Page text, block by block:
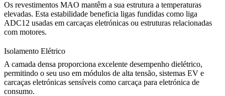
Os revestimentos MAO mantêm a sua estrutura a temperaturas
elevadas. Esta estabilidade beneficia ligas fundidas como liga
ADC12 usadas em carcaças eletrónicas ou estruturas relacionadas
com motores.
Isolamento Elétrico
A camada densa proporciona excelente desempenho dielétrico,
permitindo o seu uso em módulos de alta tensão, sistemas EV e
carcaças eletrónicas sensíveis como carcaça para eletrónica de
consumo.